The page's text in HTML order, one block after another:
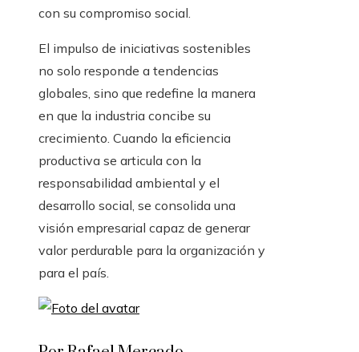
con su compromiso social.
El impulso de iniciativas sostenibles
no solo responde a tendencias
globales, sino que redefine la manera
en que la industria concibe su
crecimiento. Cuando la eficiencia
productiva se articula con la
responsabilidad ambiental y el
desarrollo social, se consolida una
visión empresarial capaz de generar
valor perdurable para la organización y
para el país.